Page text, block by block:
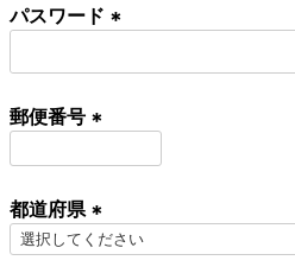
パスワード
必
)
郵便番号
須
)
都道府県
(